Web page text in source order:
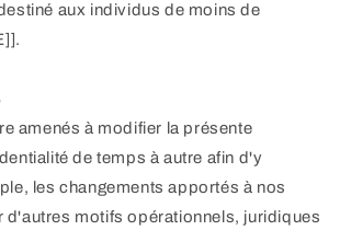
aux individus de moins de
amenés à modifier la présente
de temps à autre afin d'y
les changements apportés à nos
d'autres motifs opérationnels, juridiques